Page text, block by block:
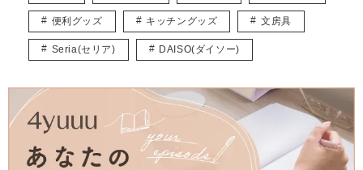
便利グッズ キッチングッズ 文房具
Seria(セリア) DAISO(ダイソー)